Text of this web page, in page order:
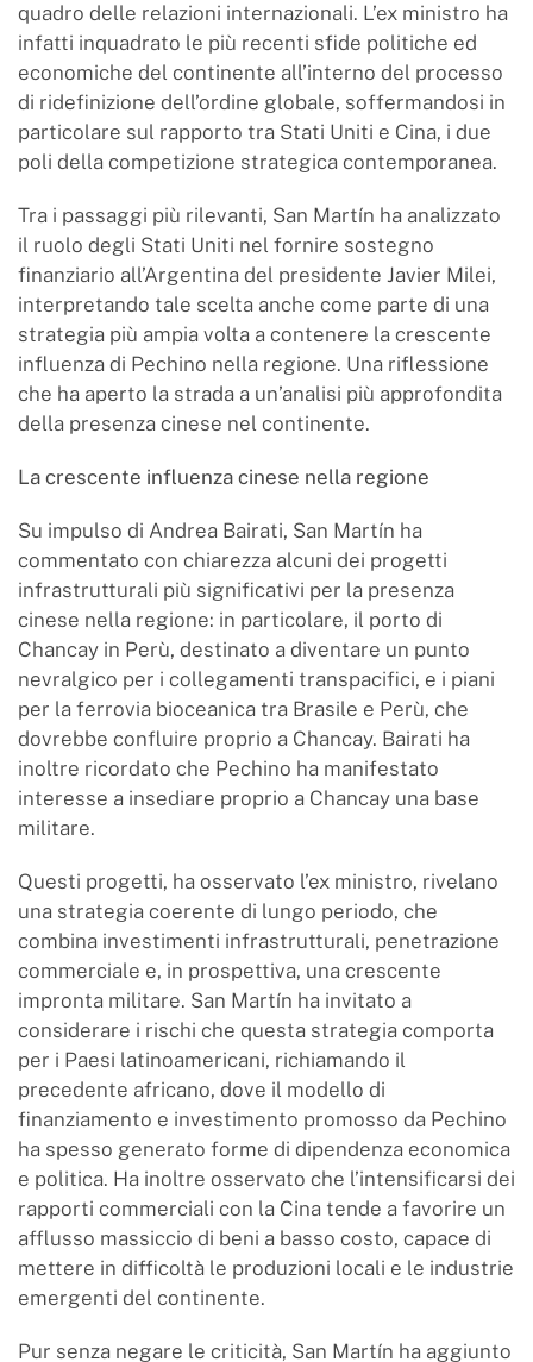
quadro delle relazioni internazionali. L’ex ministro ha
infatti inquadrato le più recenti sfide politiche ed
economiche del continente all’interno del processo
di ridefinizione dell’ordine globale, soffermandosi in
particolare sul rapporto tra Stati Uniti e Cina, i due
poli della competizione strategica contemporanea.
Tra i passaggi più rilevanti, San Martín ha analizzato
il ruolo degli Stati Uniti nel fornire sostegno
finanziario all’Argentina del presidente Javier Milei,
interpretando tale scelta anche come parte di una
strategia più ampia volta a contenere la crescente
influenza di Pechino nella regione. Una riflessione
che ha aperto la strada a un’analisi più approfondita
della presenza cinese nel continente.
La crescente influenza cinese nella regione
Su impulso di Andrea Bairati, San Martín ha
commentato con chiarezza alcuni dei progetti
infrastrutturali più significativi per la presenza
cinese nella regione: in particolare, il porto di
Chancay in Perù, destinato a diventare un punto
nevralgico per i collegamenti transpacifici, e i piani
per la ferrovia bioceanica tra Brasile e Perù, che
dovrebbe confluire proprio a Chancay. Bairati ha
inoltre ricordato che Pechino ha manifestato
interesse a insediare proprio a Chancay una base
militare.
Questi progetti, ha osservato l’ex ministro, rivelano
una strategia coerente di lungo periodo, che
combina investimenti infrastrutturali, penetrazione
commerciale e, in prospettiva, una crescente
impronta militare. San Martín ha invitato a
considerare i rischi che questa strategia comporta
per i Paesi latinoamericani, richiamando il
precedente africano, dove il modello di
finanziamento e investimento promosso da Pechino
ha spesso generato forme di dipendenza economica
e politica. Ha inoltre osservato che l’intensificarsi dei
rapporti commerciali con la Cina tende a favorire un
afflusso massiccio di beni a basso costo, capace di
mettere in difficoltà le produzioni locali e le industrie
emergenti del continente.
Pur senza negare le criticità, San Martín ha aggiunto